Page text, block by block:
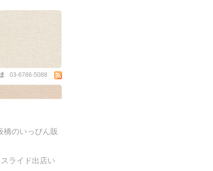
03-6786-5088
橋のいっぴん販
ライド出店い